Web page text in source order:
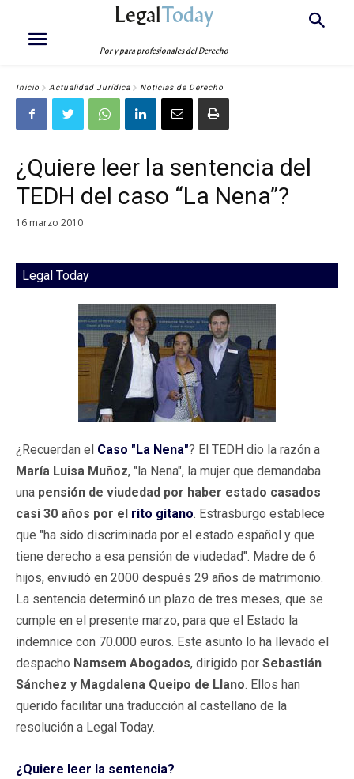
LegalToday
Por y para profesionales del Derecho
Inicio Actualidad Jurídica Noticias de Derecho
¿Quiere leer la sentencia del
TEDH del caso “La Nena”?
16 marzo 2010
Legal Today
¿Recuerdan el Caso "La Nena"? El TEDH dio la razón a
María Luisa Muñoz, "la Nena", la mujer que demandaba
una pensión de viudedad por haber estado casados
casi 30 años por el rito gitano. Estrasburgo establece
que "ha sido discriminada por el estado español y que
tiene derecho a esa pensión de viudedad". Madre de 6
hijos, enviudó en 2000 después 29 años de matrimonio.
La sentencia determinó un plazo de tres meses, que se
cumple en el presente marzo, para que el Estado la
indemnice con 70.000 euros. Este asunto lo ha llevado el
despacho Namsem Abogados, dirigido por Sebastián
Sánchez y Magdalena Queipo de Llano. Ellos han
querido facilitar una traducción al castellano de la
resolución a Legal Today.
¿Quiere leer la sentencia?